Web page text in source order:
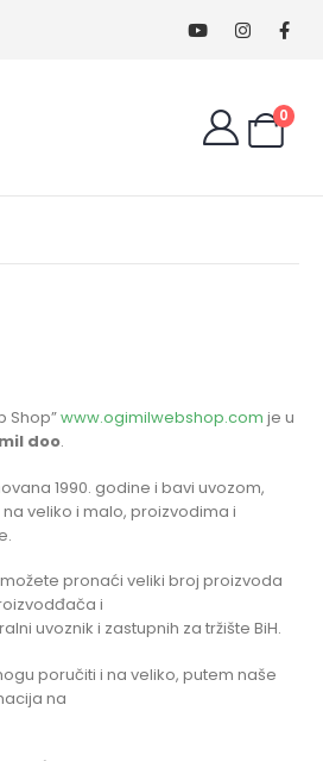
0
Shop”www.ogimilwebshop.com je u
doo.
1990. godine i bavi uvozom,
veliko i malo, proizvodima i
pronaći veliki broj proizvoda
i
uvoznik i zastupnih za tržište BiH.
poručiti i na veliko, putem naše
na